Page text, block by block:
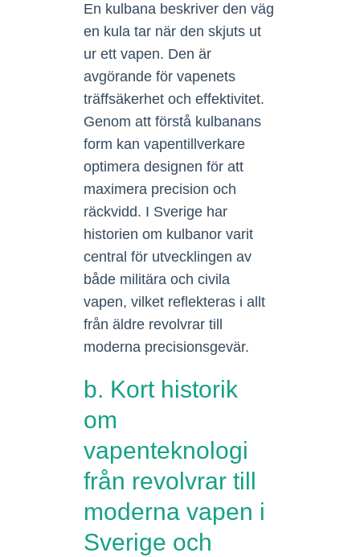
En kulbana beskriver den väg
en kula tar när den skjuts ut
ur ett vapen. Den är
avgörande för vapenets
träffsäkerhet och effektivitet.
Genom att förstå kulbanans
form kan vapentillverkare
optimera designen för att
maximera precision och
räckvidd. I Sverige har
historien om kulbanor varit
central för utvecklingen av
både militära och civila
vapen, vilket reflekteras i allt
från äldre revolvrar till
moderna precisionsgevär.
b. Kort historik
om
vapenteknologi
från revolvrar till
moderna vapen i
Sverige och